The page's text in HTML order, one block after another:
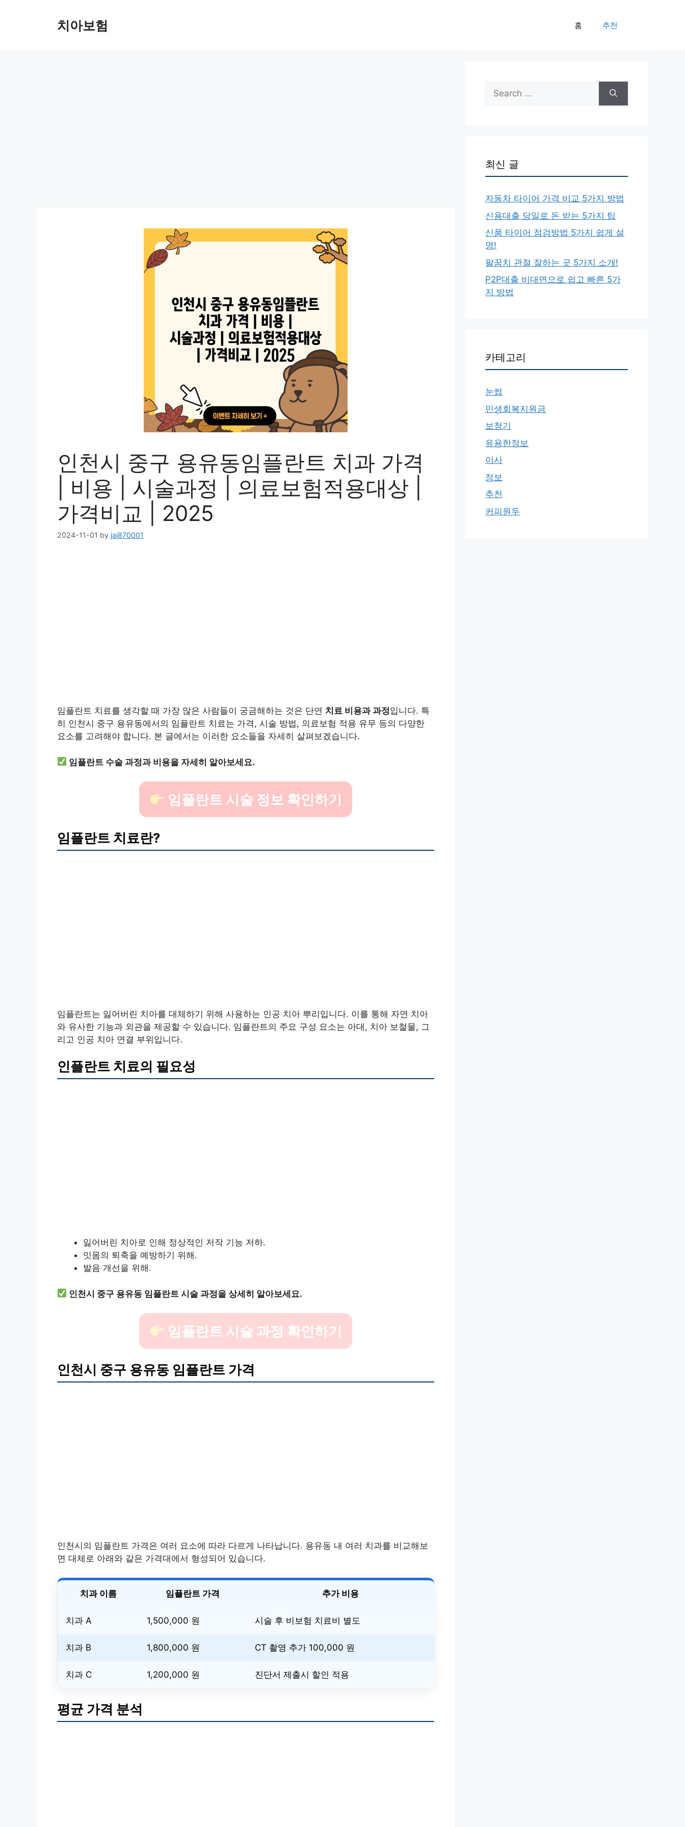
치아보험 홈 추천
인천시 중구 용유동임플란트 치과 가격
| 비용 | 시술과정 | 의료보험적용대상 |
가격비교 | 2025
2024-11-01 by jai870001
임플란트 치료를 생각할 때 가장 많은 사람들이 궁금해하는 것은 단연 치료 비용과 과정입니다. 특
히 인천시 중구 용유동에서의 임플란트 치료는 가격, 시술 방법, 의료보험 적용 유무 등의 다양한
요소를 고려해야 합니다. 본 글에서는 이러한 요소들을 자세히 살펴보겠습니다.
임플란트 수술 과정과 비용을 자세히 알아보세요.
임플란트 시술 정보 확인하기
임플란트 치료란?
임플란트는 잃어버린 치아를 대체하기 위해 사용하는 인공 치아 뿌리입니다. 이를 통해 자연 치아
와 유사한 기능과 외관을 제공할 수 있습니다. 임플란트의 주요 구성 요소는 아대, 치아 보철물, 그
리고 인공 치아 연결 부위입니다.
인플란트 치료의 필요성
잃어버린 치아로 인해 정상적인 저작 기능 저하.
잇몸의 퇴축을 예방하기 위해.
발음 개선을 위해.
인천시 중구 용유동 임플란트 시술 과정을 상세히 알아보세요.
임플란트 시술 과정 확인하기
인천시 중구 용유동 임플란트 가격
인천시의 임플란트 가격은 여러 요소에 따라 다르게 나타납니다. 용유동 내 여러 치과를 비교해보
면 대체로 아래와 같은 가격대에서 형성되어 있습니다.
치과 이름 임플란트 가격 추가 비용
치과 A 1,500,000 원 시술 후 비보험 치료비 별도
치과 B 1,800,000 원 CT 촬영 추가 100,000 원
치과 C 1,200,000 원 진단서 제출시 할인 적용
평균 가격 분석
Search
for:
최신 글
자동차 타이어 가격 비교 5가지 방법
신용대출 당일로 돈 받는 5가지 팁
신품 타이어 점검방법 5가지 쉽게 설
명!
팔꿈치 관절 잘하는 곳 5가지 소개!
P2P대출 비대면으로 쉽고 빠른 5가
지 방법
카테고리
눈썹
민생회복지원금
보청기
유용한정보
이사
정보
추천
커피원두